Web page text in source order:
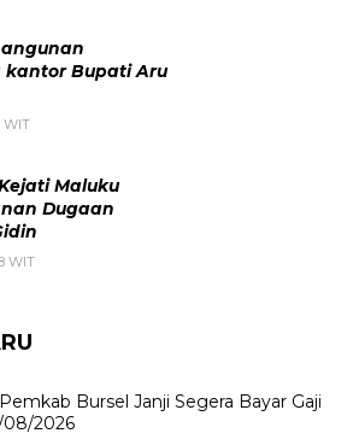
Bupati Aru
WIT
Maluku
Dugaan
WIT
Bursel Janji Segera Bayar Gaji
08/2026